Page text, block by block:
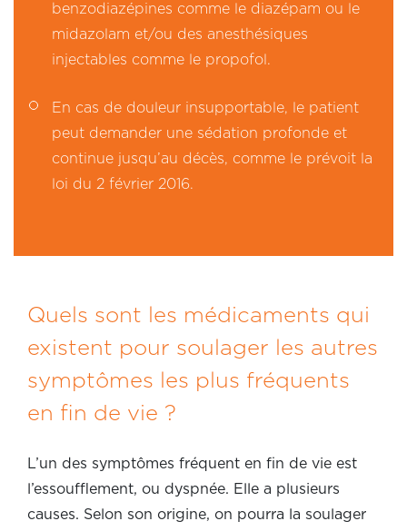
benzodiazépines comme le diazépam ou le
midazolam et/ou des anesthésiques
injectables comme le propofol.
En cas de douleur insupportable, le patient
peut demander une sédation profonde et
continue jusqu’au décès, comme le prévoit la
loi du 2 février 2016.
Quels sont les médicaments qui
existent pour soulager les autres
symptômes les plus fréquents
en fin de vie ?
L’un des symptômes fréquent en fin de vie est
l’essoufflement, ou dyspnée. Elle a plusieurs
causes. Selon son origine, on pourra la soulager